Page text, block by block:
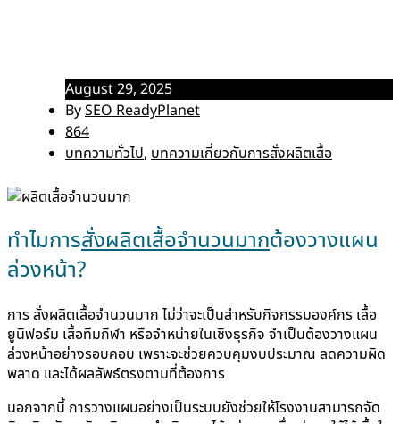
August 29, 2025
BySEO ReadyPlanet
864
บทความทั่วไป, บทความเกี่ยวกับการสั่งผลิตเสื้อ
ทำไมการสั่งผลิตเสื้อจำนวนมากต้องวางแผน
ล่วงหน้า?
การ สั่งผลิตเสื้อจำนวนมาก ไม่ว่าจะเป็นสำหรับกิจกรรมองค์กร เสื้อ
ยูนิฟอร์ม เสื้อทีมกีฬา หรือจำหน่ายในเชิงธุรกิจ จำเป็นต้องวางแผน
ล่วงหน้าอย่างรอบคอบ เพราะจะช่วยควบคุมงบประมาณ ลดความผิด
พลาด และได้ผลลัพธ์ตรงตามที่ต้องการ
นอกจากนี้ การวางแผนอย่างเป็นระบบยังช่วยให้โรงงานสามารถจัด